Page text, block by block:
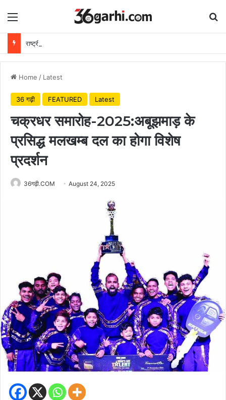
Menu
Home / Latest
36 गढ़ी FEATURED Latest
चक्रधर समारोह-2025:अबूझमाड़ के
प्रसिद्ध मलखम्ब दल का होगा विशेष
प्रदर्शन
36गढ़ी.COM August 24, 2025